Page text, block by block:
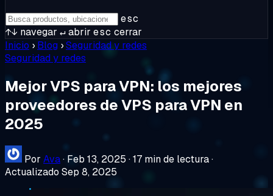
esc
↑↓ navegar ↵abrir esc cerrar
Inicio › Blog ›Seguridad y redes
Seguridad y redes
Mejor VPS para VPN: los mejores
proveedores de VPS para VPN en
2025
Por Ava· Feb 13, 2025 ·17 min de lectura·
Actualizado Sep 8, 2025